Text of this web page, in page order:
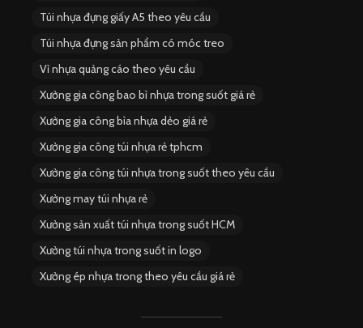
Túi nhựa đựng giấy A5 theo yêu cầu
Túi nhựa đựng sản phẩm có móc treo
Vỉ nhựa quảng cáo theo yêu cầu
Xưởng gia công bao bì nhựa trong suốt giá rẻ
Xưởng gia công bìa nhựa dẻo giá rẻ
Xưởng gia công túi nhựa rẻ tphcm
Xưởng gia công túi nhựa trong suốt theo yêu cầu
Xưởng may túi nhựa rẻ
Xưởng sản xuất túi nhựa trong suốt HCM
Xưởng túi nhựa trong suốt in logo
Xưởng ép nhựa trong theo yêu cầu giá rẻ